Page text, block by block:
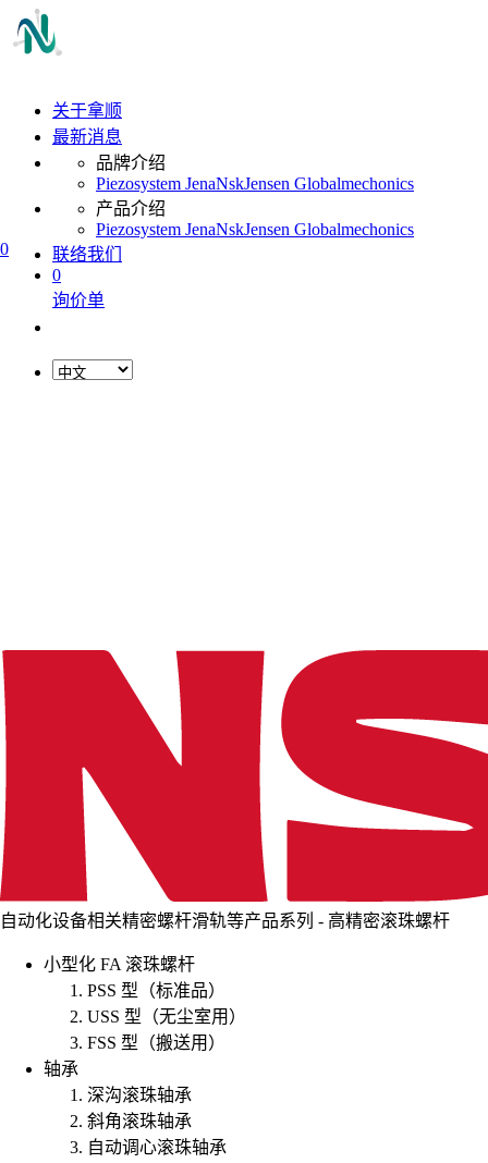
0
关于拿顺
最新消息
品牌介绍
Piezosystem JenaNskJensen Globalmechonics
产品介绍
Piezosystem JenaNskJensen Globalmechonics
联络我们
0
询价单
自动化设备相关精密螺杆滑轨等产品系列 - 高精密滚珠螺杆
小型化 FA 滚珠螺杆
PSS 型（标准品）
USS 型（无尘室用）
FSS 型（搬送用）
轴承
深沟滚珠轴承
斜角滚珠轴承
自动调心滚珠轴承